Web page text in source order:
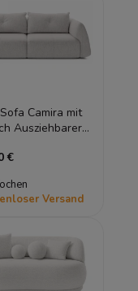
Camira mit
Ausziehbarer
€
Versand